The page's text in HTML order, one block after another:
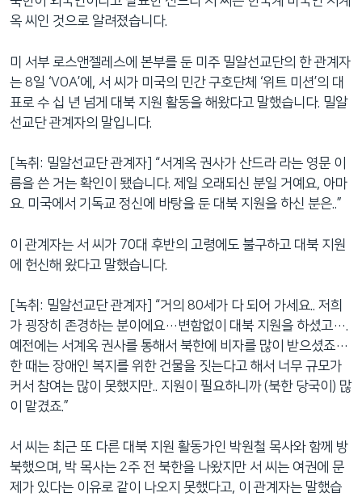
옥 씨인 것으로 알려졌습니다.
미 서부 로스앤젤레스에 본부를 둔 미주 밀알선교단의 한 관계자
는 8일 ‘VOA’에, 서 씨가 미국의 민간 구호단체 ‘위트 미션’의 대
표로 수 십 년 넘게 대북 지원 활동을 해왔다고 말했습니다. 밀알
선교단 관계자의 말입니다.
[녹취: 밀알선교단 관계자] “서계옥 권사가 산드라 라는 영문 이
름을 쓴 거는 확인이 됐습니다. 제일 오래되신 분일 거예요, 아마
요. 미국에서 기독교 정신에 바탕을 둔 대북 지원을 하신 분은..”
이 관계자는 서 씨가 70대 후반의 고령에도 불구하고 대북 지원
에 헌신해 왔다고 말했습니다.
[녹취: 밀알선교단 관계자] “거의 80세가 다 되어 가세요.. 저희
가 굉장히 존경하는 분이에요…변함없이 대북 지원을 하셨고….
예전에는 서계옥 권사를 통해서 북한에 비자를 많이 받으셨죠…
한 때는 장애인 복지를 위한 건물을 짓는다고 해서 너무 규모가
커서 참여는 많이 못했지만.. 지원이 필요하니까 (북한 당국이) 많
이 맡겼죠.”
서 씨는 최근 또 다른 대북 지원 활동가인 박원철 목사와 함께 방
북했으며, 박 목사는 2주 전 북한을 나왔지만 서 씨는 여권에 문
제가 있다는 이유로 같이 나오지 못했다고, 이 관계자는 말했습